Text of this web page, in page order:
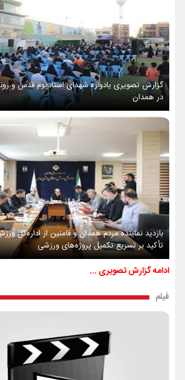
گزارش تصویری یادواره شهدای استادیوم قدس و
در همدان
بازدید نماینده مردم همدان و فامنین از اداره‌کل
تأکید بر تسریع تکمیل پروژه‌های ورزشی
ادامه گزارش تصویری ...
فیلم